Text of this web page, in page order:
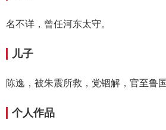
名不详，曾任河东太守。
儿子
陈逸，被朱震所救，党锢解，官至鲁国
个人作品